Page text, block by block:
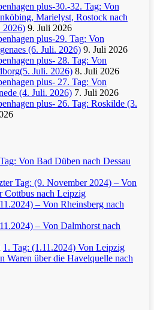
plus-30.-32. Tag: Von
Marielyst, Rostock nach
2026) 9. Juli 2026
plus-29. Tag: Von
(6. Juli. 2026) 9. Juli 2026
plus- 28. Tag: Von
Juli. 2026) 8. Juli 2026
plus- 27. Tag: Von
(4. Juli. 2026) 7. Juli 2026
plus- 26. Tag: Roskilde (3.
Von Bad Düben nach Dessau
Tag: (9. November 2024) – Von
Cottbus nach Leipzig
– Von Rheinsberg nach
– Von Dalmhorst nach
1. Tag: (1.11.2024) Von Leipzig
Waren über die Havelquelle nach